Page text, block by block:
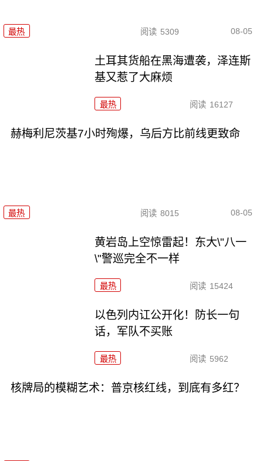
最热 阅读 5309 08-05
土耳其货船在黑海遭袭，泽连斯
基又惹了大麻烦
最热 阅读 16127
赫梅利尼茨基7小时殉爆，乌后方比前线更致命
最热 阅读 8015 08-05
黄岩岛上空惊雷起！东大\"八一
\"警巡完全不一样
最热 阅读 15424
以色列内讧公开化！防长一句
话，军队不买账
最热 阅读 5962
核牌局的模糊艺术：普京核红线，到底有多红？